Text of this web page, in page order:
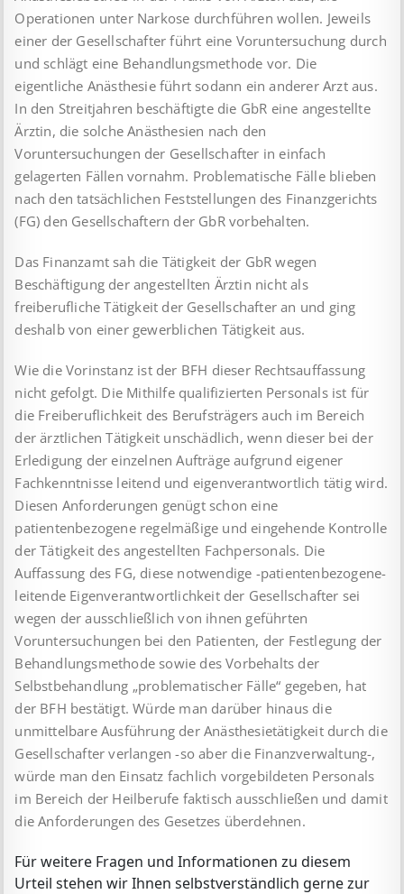
Operationen unter Narkose durchführen wollen. Jeweils
einer der Gesellschafter führt eine Voruntersuchung durch
und schlägt eine Behandlungsmethode vor. Die
eigentliche Anästhesie führt sodann ein anderer Arzt aus.
In den Streit­jahren beschäftigte die GbR eine angestellte
Ärztin, die solche Anästhesien nach den
Voruntersuchungen der Gesellschafter in einfach
gelagerten Fällen vornahm. Problematische Fälle blieben
nach den tatsächlichen Feststellungen des Finanzgerichts
(FG) den Gesellschaftern der GbR vorbehalten.
Das Finanzamt sah die Tätigkeit der GbR wegen
Beschäftigung der angestellten Ärztin nicht als
freiberufliche Tätigkeit der Gesellschafter an und ging
deshalb von einer gewerblichen Tätigkeit aus.
Wie die Vorinstanz ist der BFH dieser Rechtsauffassung
nicht ge­folgt. Die Mithilfe qualifizierten Personals ist für
die Frei­beruf­lichkeit des Berufsträgers auch im Bereich
der ärztlichen Tä­tig­keit unschädlich, wenn dieser bei der
Erledigung der einzelnen Aufträge aufgrund eigener
Fachkenntnisse leitend und eigen­verantwortlich tätig wird.
Diesen Anforderungen genügt schon eine
patientenbezogene regelmäßige und eingehende Kontrolle
der Tätigkeit des angestellten Fachpersonals. Die
Auffassung des FG, diese notwendige -patientenbezogene-
leitende Eigen­ver­ant­wortlichkeit der Gesellschafter sei
wegen der ausschließlich von ihnen geführten
Voruntersuchungen bei den Patienten, der Festlegung der
Behandlungsmethode sowie des Vorbehalts der
Selbstbehandlung „problematischer Fälle“ gegeben, hat
der BFH bestätigt. Würde man darüber hinaus die
unmittelbare Aus­füh­rung der Anästhesietätigkeit durch die
Gesellschafter verlangen -so aber die Finanzverwaltung-,
würde man den Einsatz fachlich vorgebildeten Personals
im Bereich der Heilberufe faktisch aus­schließen und damit
die Anforderungen des Gesetzes über­dehnen.
Für weitere Fragen und Informationen zu diesem
Urteil stehen wir Ihnen selbstverständlich gerne zur